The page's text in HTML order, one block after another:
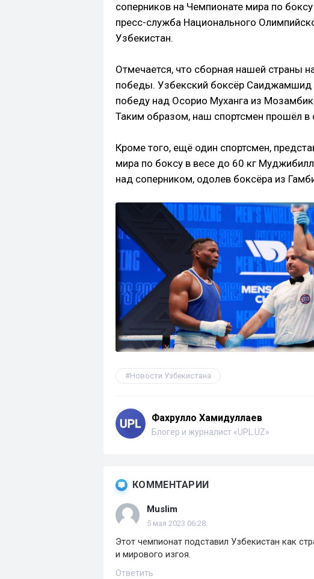
соперников на Чемпионате мира по
пресс-служба Национального
Узбекистан.
Отмечается, что сборная нашей страны
победы. Узбекский боксёр
победу над Осорио Муханга из
Таким образом, наш спортсмен прошёл в
Кроме того, ещё один спортсмен,
мира по боксу в весе до 60 кг
над соперником, одолев боксёра из
Новости Узбекистана
Фахрулло Хамидуллаев
Блогер и журналист «UPL.UZ»
КОММЕНТАРИИ
Muslim
5 мая 2023 06:28
Этот чемпионат подставил Узбекистан как
и мирового изгоя.
Ответить